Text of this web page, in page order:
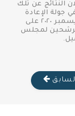
النتائج عن تلك
جولة الإعادة
للمرحلة الثانية بالداخل يومي ٧و٨ ديسمبر ٢٠٢٠ على
لمجلس